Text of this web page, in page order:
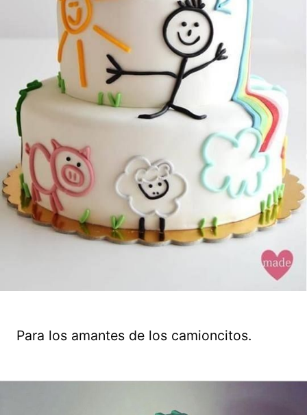
Para los amantes de los camioncitos.